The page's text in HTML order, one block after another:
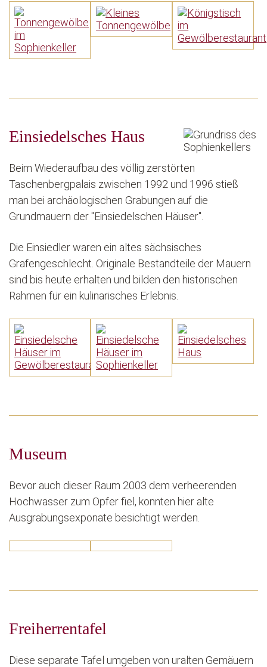
Einsiedelsches Haus
Beim Wiederaufbau des völlig zerstörten
Taschenbergpalais zwischen 1992 und 1996 stieß
man bei archäologischen Grabungen auf die
Grundmauern der "Einsiedelschen Häuser".
Die Einsiedler waren ein altes sächsisches
Grafengeschlecht. Originale Bestandteile der Mauern
sind bis heute erhalten und bilden den historischen
Rahmen für ein kulinarisches Erlebnis.
Museum
Bevor auch dieser Raum 2003 dem verheerenden
Hochwasser zum Opfer fiel, konnten hier alte
Ausgrabungsexponate besichtigt werden.
Freiherrentafel
Diese separate Tafel umgeben von uralten Gemäuern